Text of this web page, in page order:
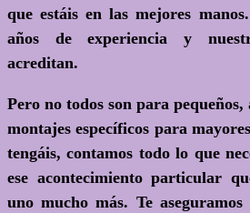
que estáis en las mejores
años de experiencia y
acreditan.
Pero no todos son para
montajes específicos para
tengáis, contamos todo lo que
ese acontecimiento particular
uno mucho más. Te